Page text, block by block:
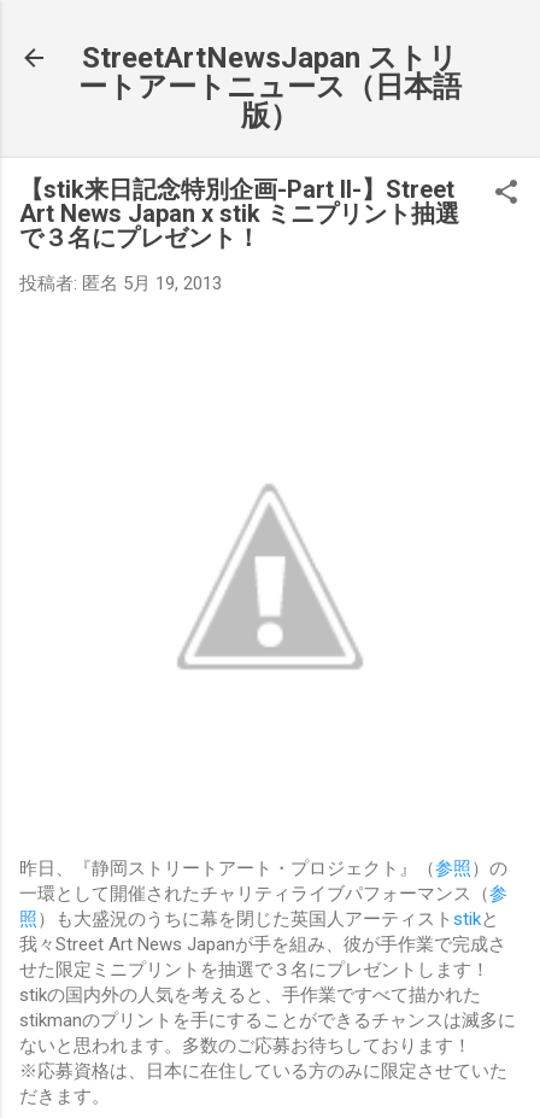
StreetArtNewsJapan ストリ
ートアートニュース（日本語
版）
【stik来日記念特別企画-Part II-】Street
Art News Japan x stik ミニプリント抽選
で３名にプレゼント！
投稿者: 匿名 5月 19, 2013
昨日、『静岡ストリートアート・プロジェクト』（参照）の
一環として開催されたチャリティライブパフォーマンス（参
照）も大盛況のうちに幕を閉じた英国人アーティスト stikと
我々Street Art News Japanが手を組み、彼が手作業で完成さ
せた限定ミニプリントを抽選で３名にプレゼントします！
stikの国内外の人気を考えると、手作業ですべて描かれた
stikmanのプリントを手にすることができるチャンスは滅多に
ないと思われます。多数のご応募お待ちしております！
※応募資格は、日本に在住している方のみに限定させていた
だきます。